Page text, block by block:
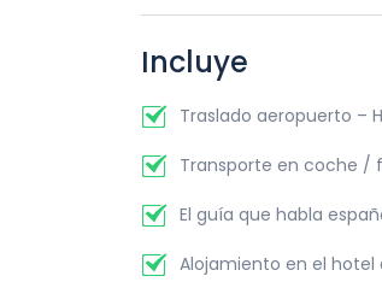
Duración de excursión:
Alimentación:
Desayuno: Desayuno en
Incluye
Traslado aeropuerto –
Transporte en coche /
El guía que habla
Alojamiento en el